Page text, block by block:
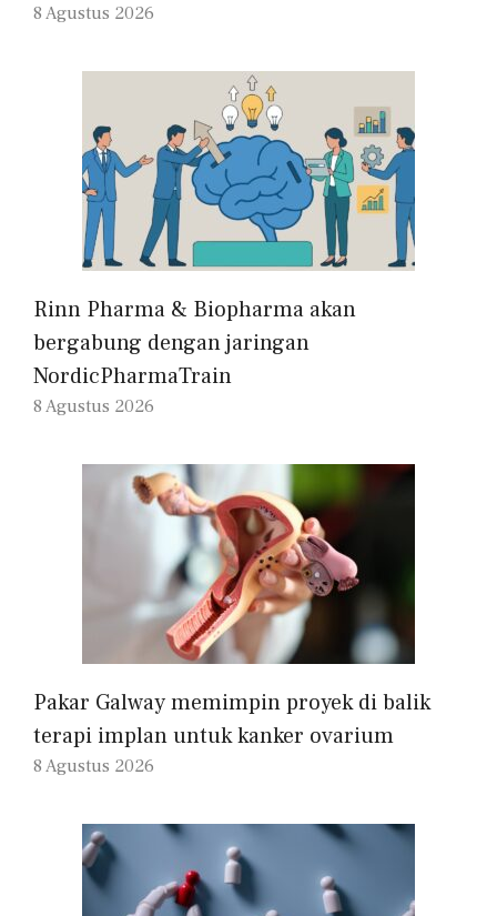
8 Agustus 2026
Rinn Pharma & Biopharma akan
bergabung dengan jaringan
NordicPharmaTrain
8 Agustus 2026
Pakar Galway memimpin proyek di balik
terapi implan untuk kanker ovarium
8 Agustus 2026